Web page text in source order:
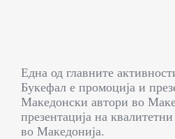
Една од главните
Букефал е промоција и
Македонски автори во
презентација на
во Македонија.